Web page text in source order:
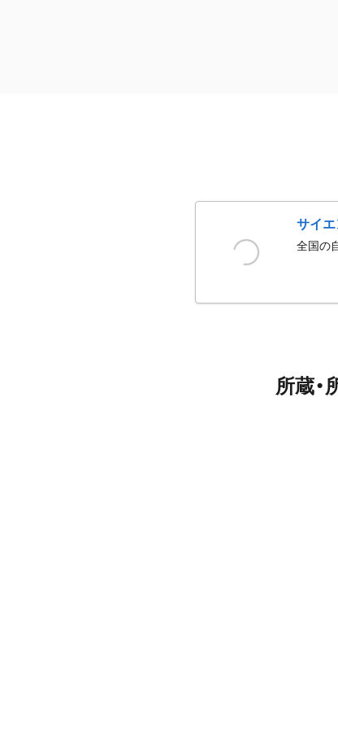
サイ
全国の
所蔵・